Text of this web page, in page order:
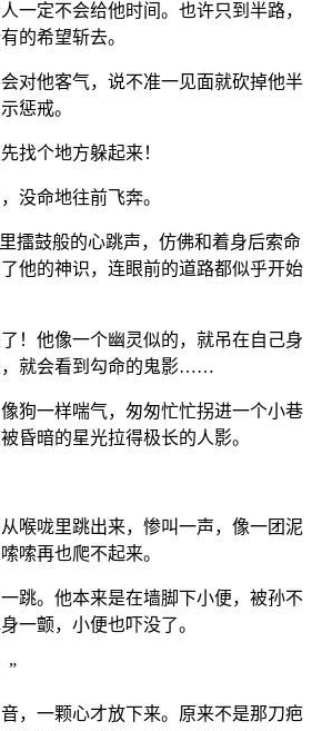
定不会给他时间。也许只到半路，
的希望斩去。
他客气，说不准一见面就砍掉他半
惩戒。
个地方躲起来！
命地往前飞奔。
鼓般的心跳声，仿佛和着身后索命
他的神识，连眼前的道路都似乎开始
他像一个幽灵似的，就吊在自己身
，就会看到勾命的鬼影……
一样喘气，匆匆忙忙拐进一个小巷
昏暗的星光拉得极长的人影。
咙里跳出来，惨叫一声，像一团泥
嗦再也爬不起来。
。他本来是在墙脚下小便，被孙不
一颤，小便也吓没了。
”
一颗心才放下来。原来不是那刀疤